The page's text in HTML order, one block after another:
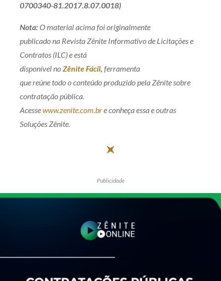
0700340-81.2017.8.07.0018)
Nota:O material acima foi originalmente
publicado na Revista Zênite Informativo de Licitações e
Contratos (ILC) e está
disponível noZênite Fácil, ferramenta
que reúne todo o conteúdo produzido pela Zênite sobre
contratação pública.
Acessewww.zenite.com.bre conheça essa e outras
Soluções Zênite.
Publicidade